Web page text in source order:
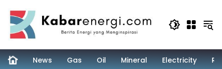
content
News Gas Oil Mineral Electricity